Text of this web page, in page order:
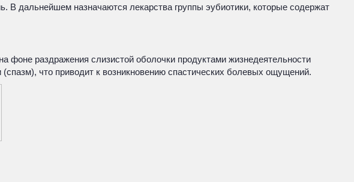
В дальнейшем назначаются лекарства группы эубиотики, которые содержат
фоне раздражения слизистой оболочки продуктами жизнедеятельности
что приводит к возникновению спастических болевых ощущений.